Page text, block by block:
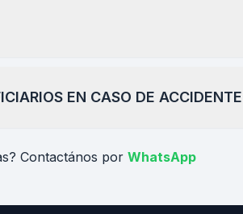
EN CASO DE ACCIDENTE
Contactános por WhatsApp